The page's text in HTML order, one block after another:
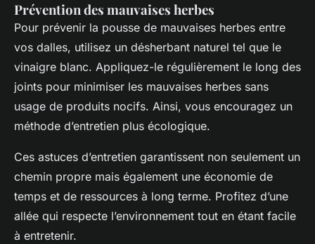
Prévention des mauvaises herbes
Pour prévenir la pousse de mauvaises herbes entre
vos dalles, utilisez un désherbant naturel tel que le
vinaigre blanc. Appliquez-le régulièrement le long des
joints pour minimiser les mauvaises herbes sans
usage de produits nocifs. Ainsi, vous encouragez un
méthode d’entretien plus écologique.
Ces astuces d’entretien garantissent non seulement un
chemin propre mais également une économie de
temps et de ressources à long terme. Profitez d’une
allée qui respecte l’environnement tout en étant facile
à entretenir.